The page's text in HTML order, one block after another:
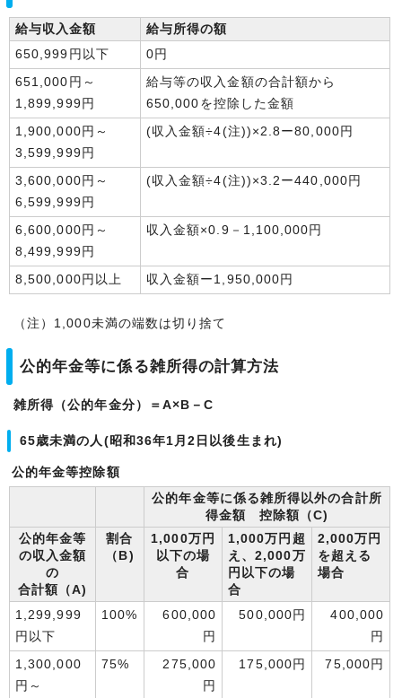
給与収入金額
給与所得の額
650,999円以下
0円
651,000円～
1,899,999円
給与等の収入金額の合計額から
650,000を控除した金額
1,900,000円～
3,599,999円
(収入金額÷4(注))×2.8ー80,000円
3,600,000円～
6,599,999円
(収入金額÷4(注))×3.2ー440,000円
6,600,000円～
8,499,999円
収入金額×0.9－1,100,000円
8,500,000円以上 収入金額ー1,950,000円
（注）1,000未満の端数は切り捨て
公的年金等に係る雑所得の計算方法
雑所得（公的年金分）＝A×B－C
65歳未満の人(昭和36年1月2日以後生まれ)
公的年金等控除額
公的年金等に係る雑所得以外の合計所
得金額 控除額（C)
公的年金等
の収入金額
の
合計額（A)
割合
（B)
1,000万円
以下の場
合
1,000万円超
え、2,000万
円以下の場
合
2,000万円
を超える
場合
1,299,999
円以下
100%
600,000
円
500,000円
400,000
円
1,300,000
円～
75%
275,000
円
175,000円 75,000円